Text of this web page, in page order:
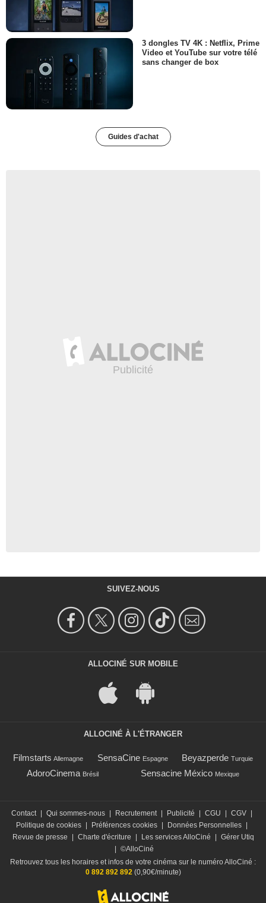
3 dongles TV 4K : Netflix, Prime
Video et YouTube sur votre télé
sans changer de box
Guides d'achat
SUIVEZ-NOUS
ALLOCINÉ SUR MOBILE
ALLOCINÉ À L'ÉTRANGER
Filmstarts Allemagne SensaCine Espagne Beyazperde Turquie
AdoroCinema Brésil Sensacine México Mexique
Contact Qui sommes-nous Recrutement Publicité CGU CGV
Politique de cookies
Préférences cookies Données Personnelles
Revue de presse
Charte d'écriture Les services AlloCiné
Gérer Utiq
©AlloCiné
Retrouvez tous les horaires et infos de votre cinéma sur le numéro AlloCiné :
0 892 892 892(0,90€/minute)